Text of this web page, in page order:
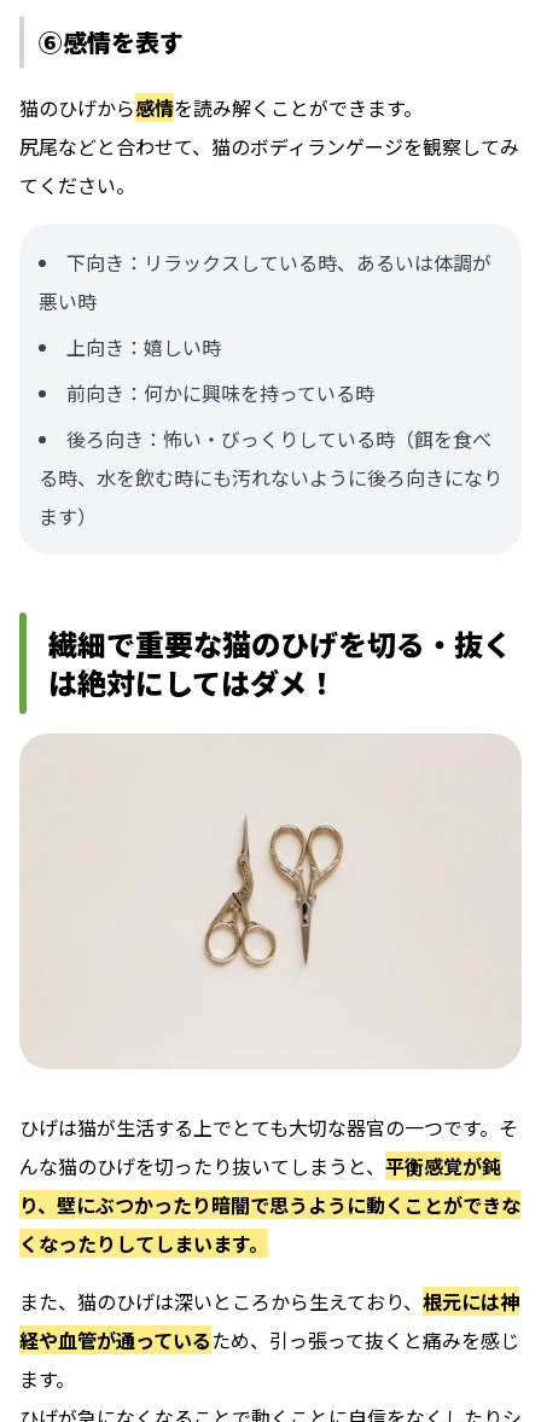
⑥感情を表す
猫のひげから感情を読み解くことができます。
尻尾などと合わせて、猫のボディランゲージを観察してみ
てください。
下向き：リラックスしている時、あるいは体調が
悪い時
上向き：嬉しい時
前向き：何かに興味を持っている時
後ろ向き：怖い・びっくりしている時（餌を食べ
る時、水を飲む時にも汚れないように後ろ向きになり
ます）
繊細で重要な猫のひげを切る・抜く
は絶対にしてはダメ！
ひげは猫が生活する上でとても大切な器官の一つです。そ
んな猫のひげを切ったり抜いてしまうと、 平衡感覚が鈍
り、壁にぶつかったり暗闇で思うように動くことができな
くなったりしてしまいます。
また、猫のひげは深いところから生えており、 根元には神
経や血管が通っているため、引っ張って抜くと痛みを感じ
ます。